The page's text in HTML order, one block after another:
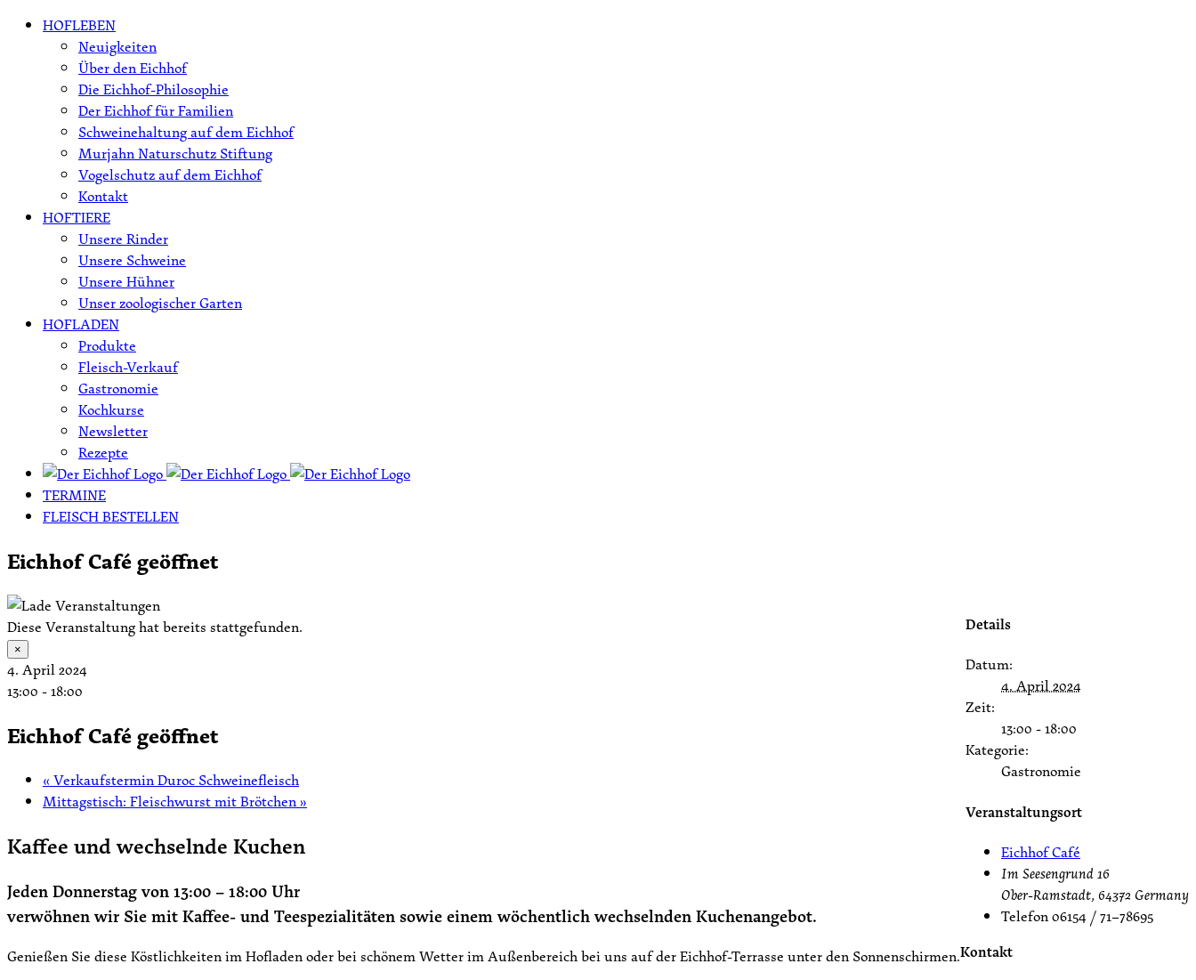
Skip HOFLEBEN
Neuigkeiten
Über den Eichhof
Die Eichhof-Philosophie
Der Eichhof für Familien
Schweinehaltung auf dem Eichhof
Murjahn Naturschutz Stiftung
Vogelschutz auf dem Eichhof
Kontakt
HOFTIERE
Unsere Rinder
Unsere Schweine
Unsere Hühner
Unser zoologischer Garten
HOFLADEN
Produkte
Fleisch-Verkauf
Gastronomie
Kochkurse
Newsletter
Rezepte
TERMINE
FLEISCH BESTELLEN
Eichhof Café geöffnet
Diese Veranstaltung hat bereits stattgefunden.
×
4. April 2024
13:00 -18:00
Eichhof Café geöffnet
« Verkaufstermin Duroc Schweinefleisch
Mittagstisch: Fleischwurst mit Brötchen»
Kaffee und wechselnde Kuchen
Jeden Donnerstag von 13:00 – 18:00 Uhr
verwöhnen wir Sie mit Kaffee- und Teespezialitäten sowie einem wöchentlich wechselnden Kuchenangebot.
Genießen Sie diese Köstlichkeiten im Hofladen oder bei schönem Wetter im Außenbereich bei uns auf der Eichhof-Terrasse unter den Sonnenschirmen.
Details
Datum:
4. April 2024
Zeit:
13:00 - 18:00
Kategorie:
Gastronomie
Veranstaltungsort
Eichhof Café
Im Seesengrund 16
Ober-Ramstadt, 64372 Germany
Telefon06154 / 71–78695
Kontakt